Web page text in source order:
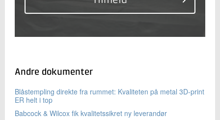
Andre dokumenter
Blåstempling direkte fra rummet: Kvaliteten på metal 3D-print
ER helt i top
Babcock & Wilcox fik kvalitetssikret ny leverandør